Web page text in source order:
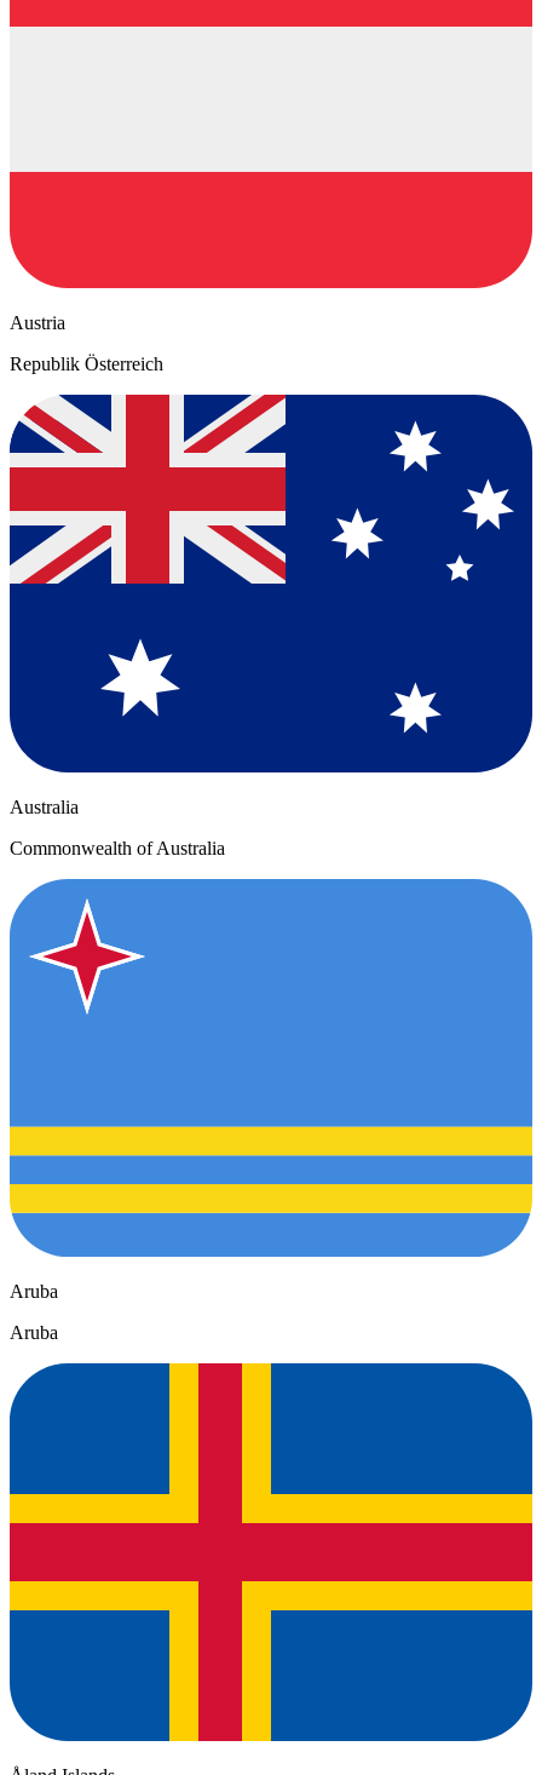
Austria
Republik Österreich
Australia
Commonwealth of Australia
Aruba
Aruba